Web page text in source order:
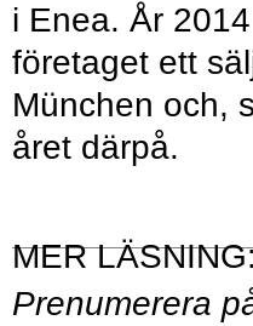
i Enea. År
företaget ett
München och,
året därpå.
Prenumerera